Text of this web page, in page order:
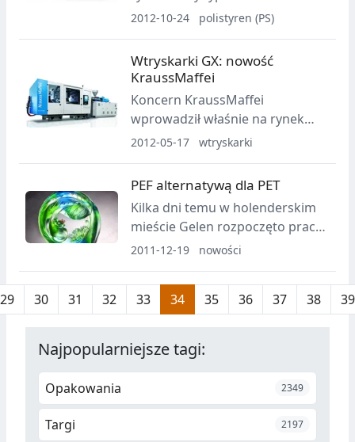
2012-10-24 polistyren (PS)
Wtryskarki GX: nowość
KraussMaffei
Koncern KraussMaffei
wprowadził właśnie na rynek
nową serię wtryskarek. Maszyny
zakresie jeśli chodzi o siłę
zamknięcia.
2012-05-17 wtryskarki
PEF alternatywą dla PET
Kilka dni temu w holenderskim
mieście Gelen rozpoczęto prace
nad opracowaniem nowego
furanoate).
2011-12-19 nowości
29 30 31 32 33 34 35 36 37 38 39
Najpopularniejsze tagi:
Opakowania 2349
Targi 2197